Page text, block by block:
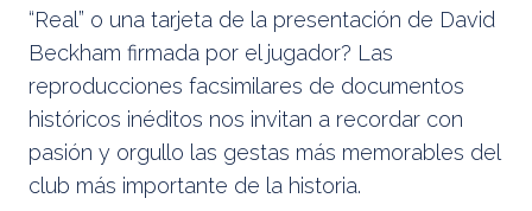
“Real” o una tarjeta de la presentación de David
Beckham firmada por el jugador? Las
reproducciones facsimilares de documentos
históricos inéditos nos invitan a recordar con
pasión y orgullo las gestas más memorables del
club más importante de la historia.